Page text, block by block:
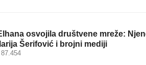
osvojila društvene mreže:
Šerifović i brojni mediji